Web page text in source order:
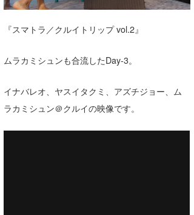
『スマトラ／クルイトリップ vol.2』
ムラカミシュンも合流したDay-3。
イナバレオ、ヤスイタクミ、アズチジョー、ム
ラカミシュン＠クルイの映像です。
千葉北
伊豆
千葉南
大阪
四国
その他
ルール＆How to
VOTE!
サーファーズ